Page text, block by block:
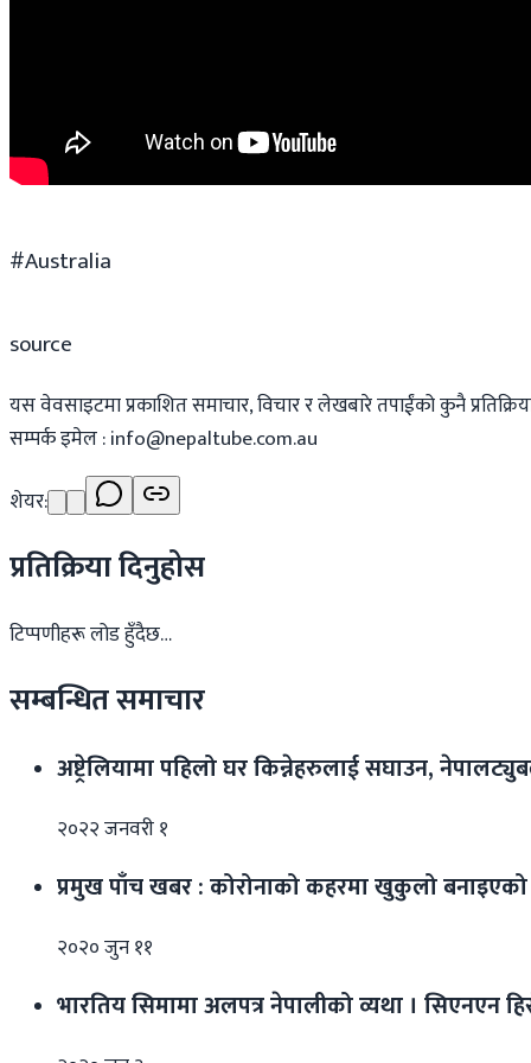
#Australia
source
यस वेवसाइटमा प्रकाशित समाचार, विचार र लेखबारे तपाईंको कुनै
सम्पर्क इमेल :info@nepaltube.com.au
शेयर:
प्रतिक्रिया दिनुहोस
टिप्पणीहरू लोड हुँदैछ…
सम्बन्धित समाचार
अष्ट्रेलियामा पहिलो घर किन्नेहरुलाई सघाउन,
२०२२ जनवरी १
प्रमुख पाँच खबर : कोरोनाको कहरमा खुकुलो
२०२० जुन ११
भारतिय सिमामा अलपत्र नेपालीको व्यथा । सिएनएन